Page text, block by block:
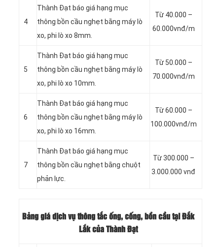
4
Thành Đạt báo giá hạng mục
thông bồn cầu nghẹt bằng máy lò
xo, phi lò xo 8mm.
Từ 40.000 –
60.000vnđ/m
5
Thành Đạt báo giá hạng mục
thông bồn cầu nghẹt bằng máy lò
xo, phi lò xo 10mm.
Từ 50.000 –
70.000vnđ/m
6
Thành Đạt báo giá hạng mục
thông bồn cầu nghẹt bằng máy lò
xo, phi lò xo 16mm.
Từ 60.000 –
100.000vnđ/m
7
Thành Đạt báo giá hạng mục
thông bồn cầu nghẹt bằng chuột
phản lực.
Từ 300.000 –
3.000.000 vnđ
Bảng giá dịch vụ thông tắc ống, cống, bồn cầu tại Đắk
Lắk của Thành Đạt